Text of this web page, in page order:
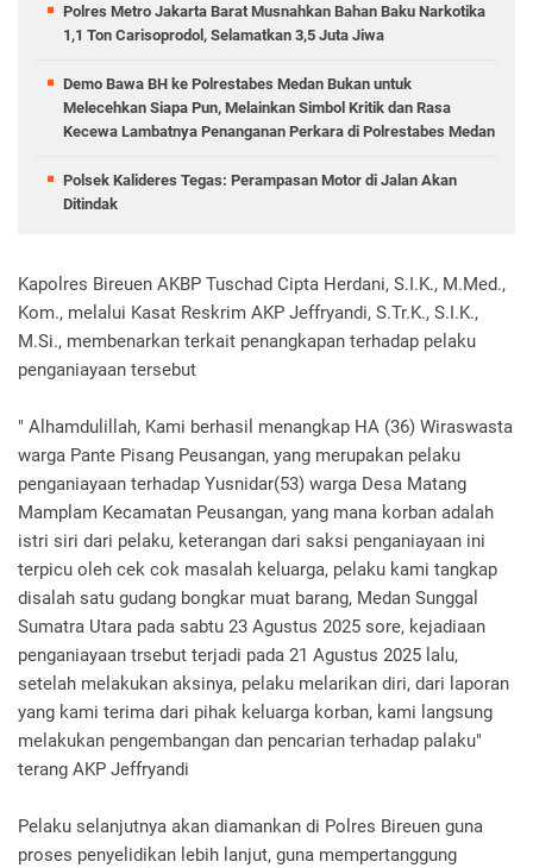
Polres Metro Jakarta Barat Musnahkan Bahan Baku Narkotika
1,1 Ton Carisoprodol, Selamatkan 3,5 Juta Jiwa
Demo Bawa BH ke Polrestabes Medan Bukan untuk
Melecehkan Siapa Pun, Melainkan Simbol Kritik dan Rasa
Kecewa Lambatnya Penanganan Perkara di Polrestabes Medan
Polsek Kalideres Tegas: Perampasan Motor di Jalan Akan
Ditindak
Kapolres Bireuen AKBP Tuschad Cipta Herdani, S.I.K., M.Med.,
Kom., melalui Kasat Reskrim AKP Jeffryandi, S.Tr.K., S.I.K.,
M.Si., membenarkan terkait penangkapan terhadap pelaku
penganiayaan tersebut
" Alhamdulillah, Kami berhasil menangkap HA (36) Wiraswasta
warga Pante Pisang Peusangan, yang merupakan pelaku
penganiayaan terhadap Yusnidar(53) warga Desa Matang
Mamplam Kecamatan Peusangan, yang mana korban adalah
istri siri dari pelaku, keterangan dari saksi penganiayaan ini
terpicu oleh cek cok masalah keluarga, pelaku kami tangkap
disalah satu gudang bongkar muat barang, Medan Sunggal
Sumatra Utara pada sabtu 23 Agustus 2025 sore, kejadiaan
penganiayaan trsebut terjadi pada 21 Agustus 2025 lalu,
setelah melakukan aksinya, pelaku melarikan diri, dari laporan
yang kami terima dari pihak keluarga korban, kami langsung
melakukan pengembangan dan pencarian terhadap palaku"
terang AKP Jeffryandi
Pelaku selanjutnya akan diamankan di Polres Bireuen guna
proses penyelidikan lebih lanjut, guna mempertanggung